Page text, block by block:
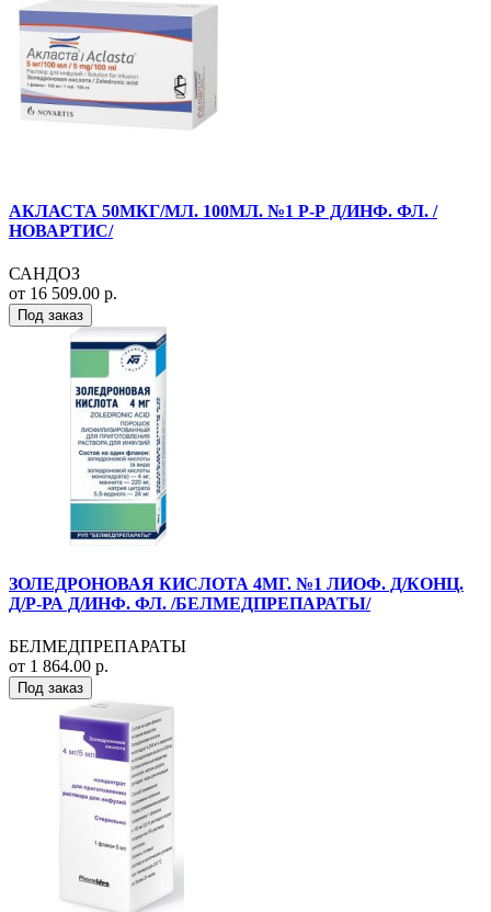
АКЛАСТА 50МКГ/МЛ. 100МЛ. №1 Р-Р Д/ИНФ. ФЛ. /
НОВАРТИС/
САНДОЗ
от 16 509.00 р.
Под заказ
ЗОЛЕДРОНОВАЯ КИСЛОТА 4МГ. №1 ЛИОФ. Д/КОНЦ.
Д/Р-РА Д/ИНФ. ФЛ. /БЕЛМЕДПРЕПАРАТЫ/
БЕЛМЕДПРЕПАРАТЫ
от 1 864.00 р.
Под заказ